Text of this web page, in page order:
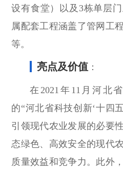
设有食堂）以及3栋单层
属配套工程涵盖了管网工
等。
亮点及价值 ：
在2021年11月河北
的“河北省科技创新‘十四
引领现代农业发展的必要
态绿色、高效安全的现代
质量效益和竞争力。此外